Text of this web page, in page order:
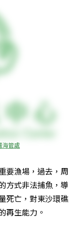
海管處
要漁場，過去，周
方式非法捕魚，導
死亡，對東沙環礁
再生能力。